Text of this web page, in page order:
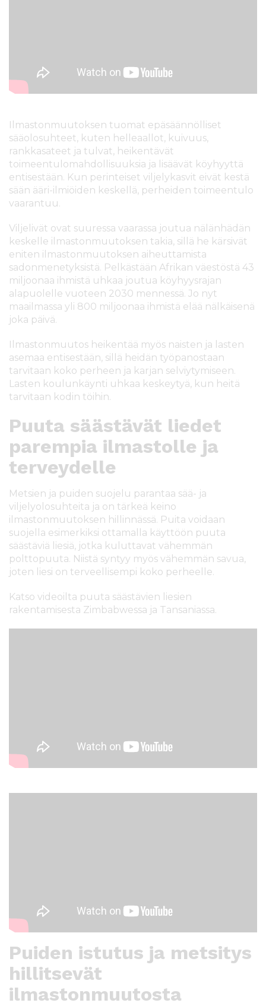
Ilmastonmuutoksen tuomat epäsäännölliset
sääolosuhteet, kuten helleaallot, kuivuus,
rankkasateet ja tulvat, heikentävät
toimeentulomahdollisuuksia ja lisäävät köyhyyttä
entisestään. Kun perinteiset viljelykasvit eivät kestä
sään ääri-ilmiöiden keskellä, perheiden toimeentulo
vaarantuu.
Viljelivät ovat suuressa vaarassa joutua nälänhädän
keskelle ilmastonmuutoksen takia, sillä he kärsivät
eniten ilmastonmuutoksen aiheuttamista
sadonmenetyksistä. Pelkästään Afrikan väestöstä 43
miljoonaa ihmistä uhkaa joutua köyhyysrajan
alapuolelle vuoteen 2030 mennessä. Jo nyt
maailmassa yli 800 miljoonaa ihmistä elää nälkäisenä
joka päivä.
Ilmastonmuutos heikentää myös naisten ja lasten
asemaa entisestään, sillä heidän työpanostaan
tarvitaan koko perheen ja karjan selviytymiseen.
Lasten koulunkäynti uhkaa keskeytyä, kun heitä
tarvitaan kodin töihin.
Puuta säästävät liedet
parempia ilmastolle ja
terveydelle
Metsien ja puiden suojelu parantaa sää- ja
viljelyolosuhteita ja on tärkeä keino
ilmastonmuutoksen hillinnässä. Puita voidaan
suojella esimerkiksi ottamalla käyttöön puuta
säästäviä liesiä, jotka kuluttavat vähemmän
polttopuuta. Niistä syntyy myös vähemmän savua,
joten liesi on terveellisempi koko perheelle.
Katso videoilta puuta säästävien liesien
rakentamisesta Zimbabwessa ja Tansaniassa.
Puiden istutus ja metsitys
hillitsevät
ilmastonmuutosta